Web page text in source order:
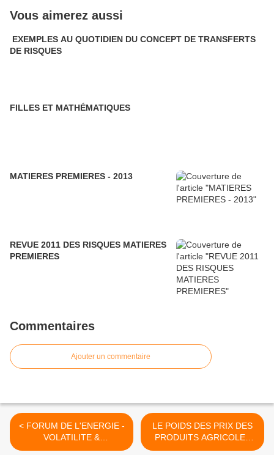
Vous aimerez aussi
EXEMPLES AU QUOTIDIEN DU CONCEPT DE TRANSFERTS
DE RISQUES
FILLES ET MATHÉMATIQUES
MATIERES PREMIERES - 2013
REVUE 2011 DES RISQUES MATIERES
PREMIERES
Commentaires
Ajouter un commentaire
< FORUM DE L'ENERGIE -
VOLATILITE &
INVESTISSEMENT
LE POIDS DES PRIX DES
PRODUITS AGRICOLES
ET ENERGETIQUES SUR